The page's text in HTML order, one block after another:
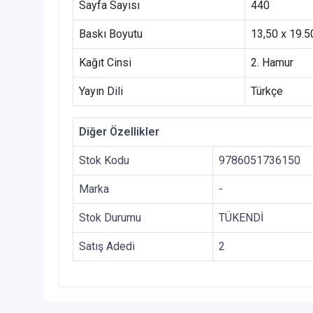
Sayfa Sayısı 440
Baskı Boyutu 13,50 x
Kağıt Cinsi 2. Hamur
Yayın Dili Türkçe
Diğer Özellikler
Stok Kodu 9786051736150
Marka -
Stok Durumu TÜKENDİ
Satış Adedi 2